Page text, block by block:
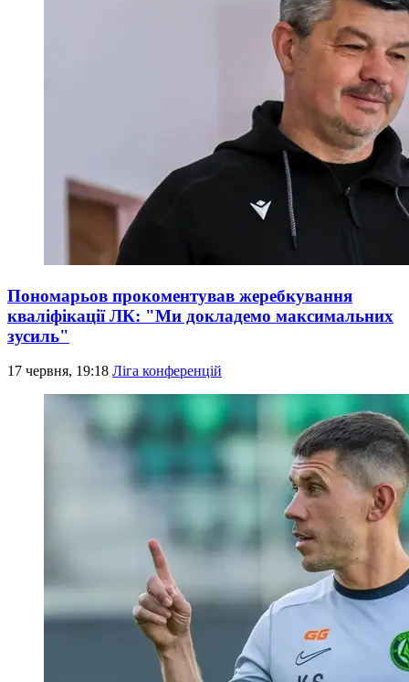
Пономарьов прокоментував жеребкування
кваліфікації ЛК: "Ми докладемо максимальних
зусиль"
17 червня, 19:18 Ліга конференцій